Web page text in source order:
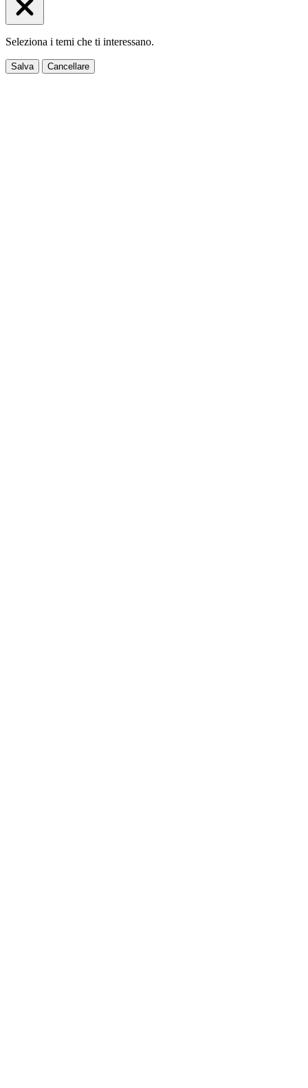
Seleziona i temi che ti interessano.
Salva Cancellare